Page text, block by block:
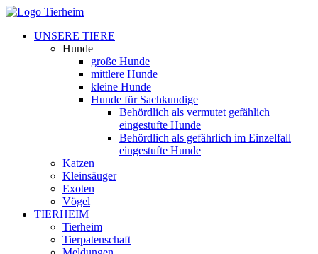
UNSERE TIERE
Hunde
große Hunde
mittlere Hunde
kleine Hunde
Hunde für Sachkundige
Behördlich als vermutet gefählich
eingestufte Hunde
Behördlich als gefährlich im Einzelfall
eingestufte Hunde
Katzen
Kleinsäuger
Exoten
Vögel
TIERHEIM
Tierheim
Tierpatenschaft